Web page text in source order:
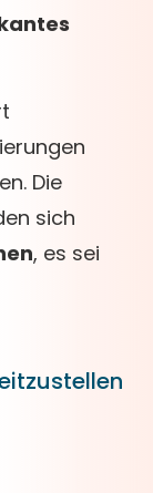
Die
sich
, es sei